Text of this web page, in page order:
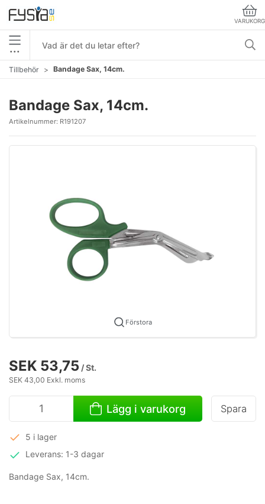
VARUKORG
•••
Tillbehör Bandage Sax, 14cm.
Bandage Sax, 14cm.
Artikelnummer: R191207
Förstora
SEK 53,75 / St.
SEK 43,00 Exkl. moms
Lägg i varukorg Spara
5 i lager
Leverans: 1-3 dagar
Bandage Sax, 14cm.